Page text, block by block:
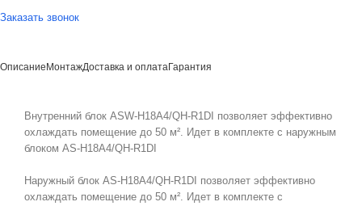
Заказать звонок
Описание МонтажДоставка и оплатаГарантия
Внутренний блок ASW-H18A4/QH-R1DI позволяет эффективно
охлаждать помещение до 50 м². Идет в комплекте с наружным
блоком AS-H18A4/QH-R1DI
Наружный блок AS-H18A4/QH-R1DI позволяет эффективно
охлаждать помещение до 50 м². Идет в комплекте с